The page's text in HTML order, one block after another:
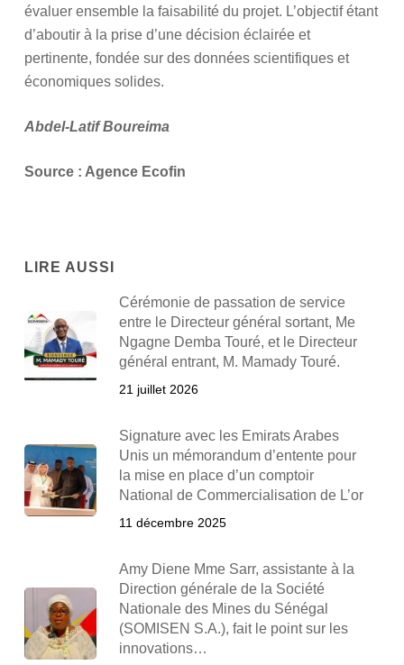
évaluer ensemble la faisabilité du projet. L’objectif étant
d’aboutir à la prise d’une décision éclairée et
pertinente, fondée sur des données scientifiques et
économiques solides.
Abdel-Latif Boureima
Source : Agence Ecofin
LIRE AUSSI
Cérémonie de passation de service
entre le Directeur général sortant, Me
Ngagne Demba Touré, et le Directeur
général entrant, M. Mamady Touré.
21 juillet 2026
Signature avec les Emirats Arabes
Unis un mémorandum d’entente pour
la mise en place d’un comptoir
National de Commercialisation de L’or
11 décembre 2025
Amy Diene Mme Sarr, assistante à la
Direction générale de la Société
Nationale des Mines du Sénégal
(SOMISEN S.A.), fait le point sur les
innovations…